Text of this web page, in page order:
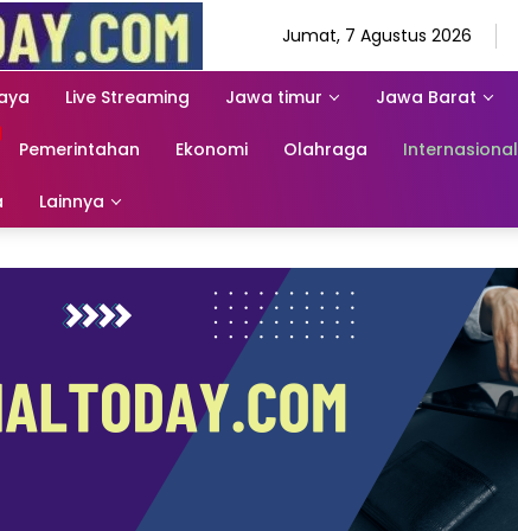
Jumat, 7 Agustus 2026
Live Streaming Jawa timur Jawa Barat
Pemerintahan Ekonomi Olahraga Internasional
Lainnya